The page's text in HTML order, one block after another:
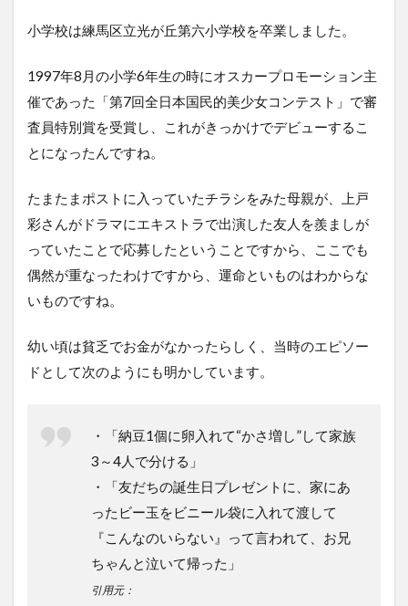
小学校は練馬区立光が丘第六小学校を卒業しました。
1997年8月の小学6年生の時にオスカープロモーション主
催であった「第7回全日本国民的美少女コンテスト」で審
査員特別賞を受賞し、これがきっかけでデビューするこ
とになったんですね。
たまたまポストに入っていたチラシをみた母親が、上戸
彩さんがドラマにエキストラで出演した友人を羨ましが
っていたことで応募したということですから、ここでも
偶然が重なったわけですから、運命といものはわからな
いものですね。
幼い頃は貧乏でお金がなかったらしく、当時のエピソー
ドとして次のようにも明かしています。
・「納豆1個に卵入れて“かさ増し”して家族
3～4人で分ける」
・「友だちの誕生日プレゼントに、家にあ
ったビー玉をビニール袋に入れて渡して
『こんなのいらない』って言われて、お兄
ちゃんと泣いて帰った」
引用元：